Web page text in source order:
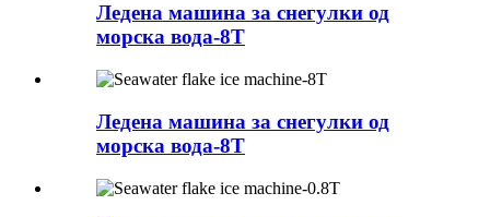
Ледена машина за снегулки од
морска вода-8T
Ледена машина за снегулки од
морска вода-8T